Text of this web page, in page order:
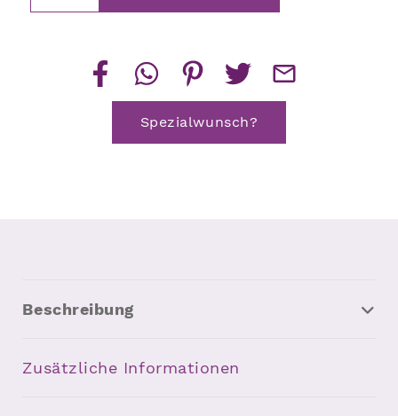
Spezialwunsch?
Beschreibung
Zusätzliche Informationen